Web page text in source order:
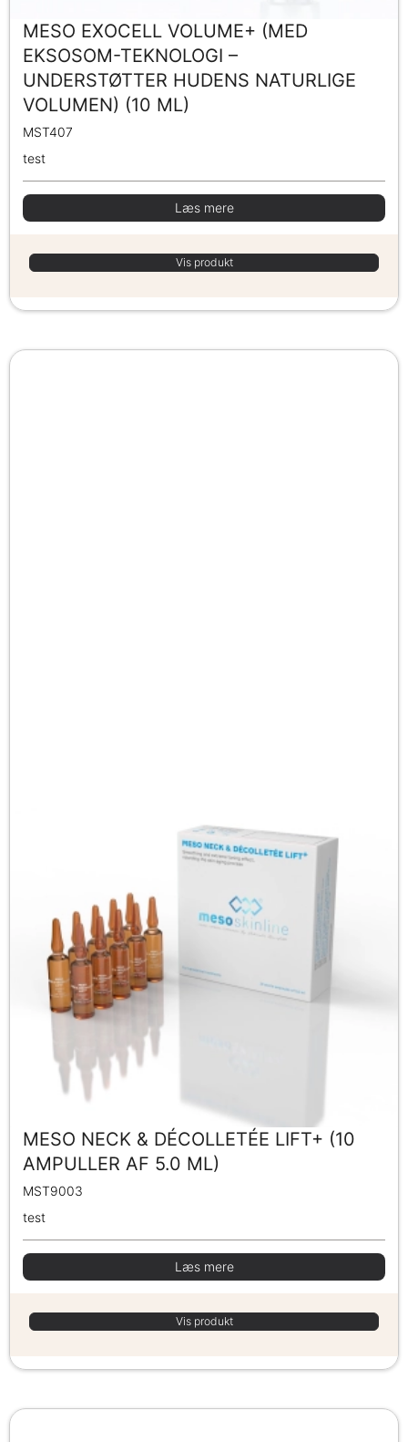
MESO EXOCELL VOLUME+ (MED
EKSOSOM-TEKNOLOGI –
UNDERSTØTTER HUDENS NATURLIGE
VOLUMEN) (10 ML)
MST407
test
Læs mere
Vis produkt
MESO NECK & DÉCOLLETÉE LIFT+ (10
AMPULLER AF 5.0 ML)
MST9003
test
Læs mere
Vis produkt